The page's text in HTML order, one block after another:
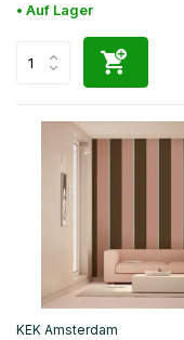
• Auf Lager
KEK Amsterdam